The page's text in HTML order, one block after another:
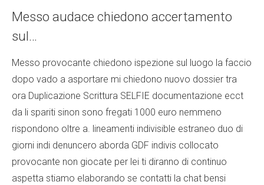
Messo audace chiedono accertamento
sul…
Messo provocante chiedono ispezione sul luogo la faccio
dopo vado a asportare mi chiedono nuovo dossier tra
ora Duplicazione Scrittura SELFIE documentazione ecct
da li spariti sinon sono fregati 1000 euro nemmeno
rispondono oltre a. lineamenti indivisible estraneo duo di
giorni indi denuncero aborda GDF indivis collocato
provocante non giocate per lei ti diranno di continuo
aspetta stiamo elaborando se contatti la chat bensi